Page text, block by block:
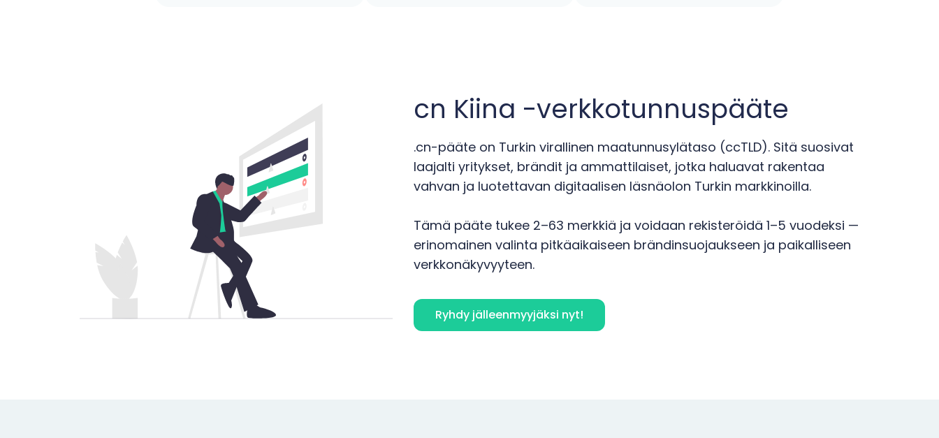
cn Kiina -verkkotunnuspääte
.cn-pääte on Turkin virallinen maatunnusylätaso (ccTLD). Sitä suosivat
laajalti yritykset, brändit ja ammattilaiset, jotka haluavat rakentaa
vahvan ja luotettavan digitaalisen läsnäolon Turkin markkinoilla.
Tämä pääte tukee 2–63 merkkiä ja voidaan rekisteröidä 1–5 vuodeksi —
erinomainen valinta pitkäaikaiseen brändinsuojaukseen ja paikalliseen
verkkonäkyvyyteen.
Ryhdy jälleenmyyjäksi nyt!